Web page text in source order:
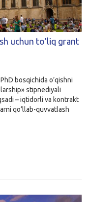
uchun to’liq grant
bosqichida o’qishni
stipnediyali
– iqtidorli va kontrakt
qo’llab-quvvatlash